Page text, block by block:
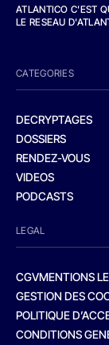
ATLANTICO C'EST
LE RESEAU
CATEGORIES
DECRYPTAGES
DOSSIERS
RENDEZ-VOUS
VIDEOS
PODCASTS
LEGAL
CGVMENTIONS
GESTION DES
POLITIQUE
CONDITIONS